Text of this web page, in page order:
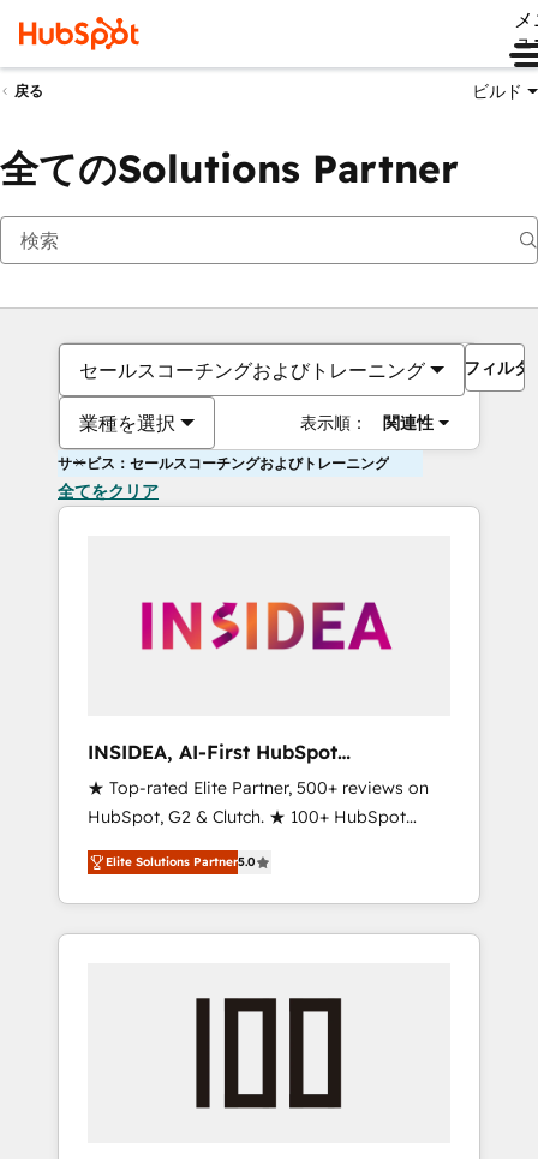
ュ
戻る ビルド
全てのSolutions Partner
セールスコーチングおよびトレーニング
業種を選択 表示順： 関連性
フィルタ
サービス：セールスコーチングおよびトレーニング
全てをクリア
INSIDEA, AI-First HubSpot
Onboarding & RevOps
★ Top-rated Elite Partner, 500+ reviews on
HubSpot, G2 & Clutch. ★ 100+ HubSpot
Certified Experts & Trainers across the team
★ 1,500+ implementations across five
continents ★ AI-First, RevOps-led,
Onboarding obsessed ★ Company of the
engine. We onboard your team, migrate your
Elite Solutions Partner5.0